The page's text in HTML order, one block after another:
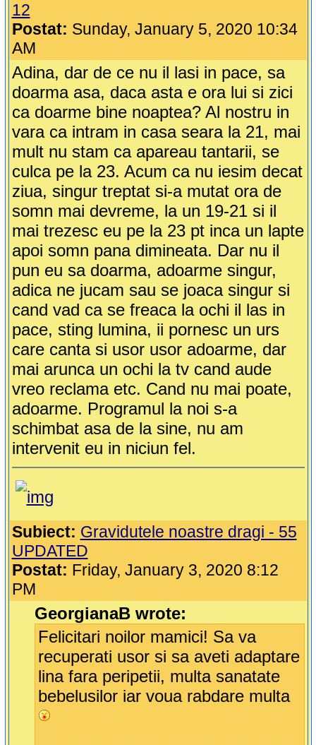
12
Postat: Sunday, January 5, 2020 10:34
AM
Adina, dar de ce nu il lasi in pace, sa
doarma asa, daca asta e ora lui si zici
ca doarme bine noaptea? Al nostru in
vara ca intram in casa seara la 21, mai
mult nu stam ca apareau tantarii, se
culca pe la 23. Acum ca nu iesim decat
ziua, singur treptat si-a mutat ora de
somn mai devreme, la un 19-21 si il
mai trezesc eu pe la 23 pt inca un lapte
apoi somn pana dimineata. Dar nu il
pun eu sa doarma, adoarme singur,
adica ne jucam sau se joaca singur si
cand vad ca se freaca la ochi il las in
pace, sting lumina, ii pornesc un urs
care canta si usor usor adoarme, dar
mai arunca un ochi la tv cand aude
vreo reclama etc. Cand nu mai poate,
adoarme. Programul la noi s-a
schimbat asa de la sine, nu am
intervenit eu in niciun fel.
Subiect: Gravidutele noastre dragi - 55
UPDATED
Postat: Friday, January 3, 2020 8:12
PM
GeorgianaB wrote:
Felicitari noilor mamici! Sa va
recuperati usor si sa aveti adaptare
lina fara peripetii, multa sanatate
bebelusilor iar voua rabdare multa